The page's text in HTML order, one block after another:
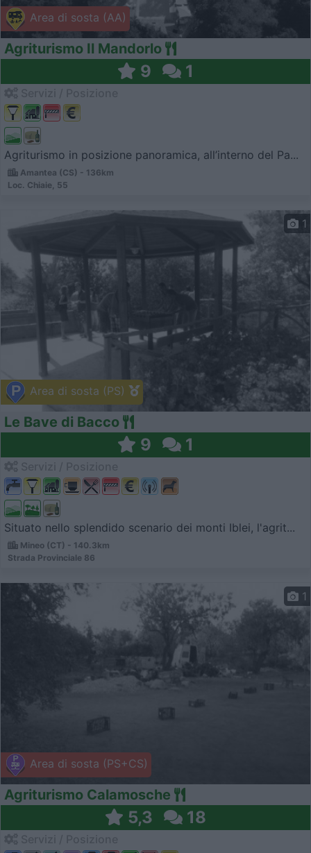
Area di sosta (AA)
Agriturismo Il Mandorlo
9 1
Agriturismo in posizione panoramica, all’interno del Pa...
Amantea (CS) - 136km
Loc. Chiaie, 55
Area di sosta (PS)
1
Le Bave di Bacco
9 1
Situato nello splendido scenario dei monti Iblei, l'agrit...
Mineo (CT) - 140.3km
Strada Provinciale 86
Area di sosta (PS+CS)
1
Agriturismo Calamosche
5,3 18